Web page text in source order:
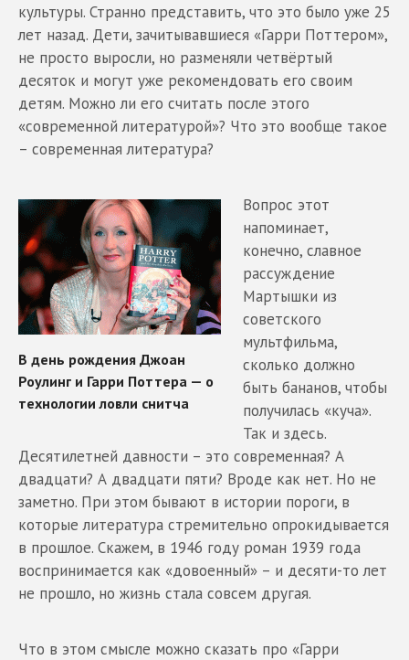
культуры. Странно представить, что это было уже 25
лет назад. Дети, зачитывавшиеся «Гарри Поттером»,
не просто выросли, но разменяли четвёртый
десяток и могут уже рекомендовать его своим
детям. Можно ли его считать после этого
«современной литературой»? Что это вообще такое
– современная литература?
Вопрос этот
напоминает,
конечно, славное
рассуждение
Мартышки из
советского
мультфильма,
сколько должно
быть бананов, чтобы
получилась «куча».
Так и здесь.
Десятилетней давности – это современная? А
двадцати? А двадцати пяти? Вроде как нет. Но не
заметно. При этом бывают в истории пороги, в
которые литература стремительно опрокидывается
в прошлое. Скажем, в 1946 году роман 1939 года
воспринимается как «довоенный» – и десяти-то лет
не прошло, но жизнь стала совсем другая.
Что в этом смысле можно сказать про «Гарри